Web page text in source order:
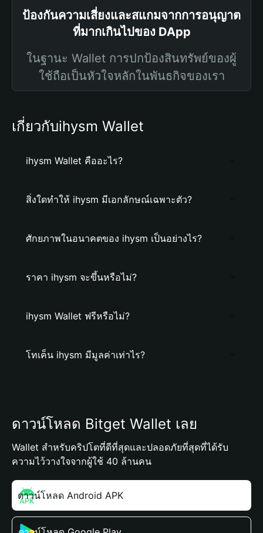
ป้องกันความเสี่ยงและสแกมจากการอนุญาต
ที่มากเกินไปของ DApp
ในฐานะ Wallet การปกป้องสินทรัพย์ของผู้
ใช้ถือเป็นหัวใจหลักในพันธกิจของเรา
เกี่ยวกับihysm Wallet
ihysm Wallet คืออะไร?
สิ่งใดทำให้ ihysm มีเอกลักษณ์เฉพาะตัว?
ศักยภาพในอนาคตของ ihysm เป็นอย่างไร?
ราคา ihysm จะขึ้นหรือไม่?
ihysm Wallet ฟรีหรือไม่?
โทเค็น ihysm มีมูลค่าเท่าไร?
ดาวน์โหลด Bitget Wallet เลย
Wallet สำหรับคริปโตที่ดีที่สุดและปลอดภัยที่สุดที่ได้รับ
ความไว้วางใจจากผู้ใช้ 40 ล้านคน
ดาวน์โหลด Android APK